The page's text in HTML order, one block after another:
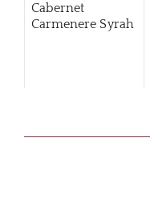
Cabernet
Carmenere Syrah